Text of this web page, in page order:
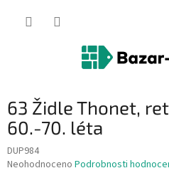
63 Židle Thonet,
60.-70. léta
DUP984
Průměrné
Neohodnoceno Podrobnosti